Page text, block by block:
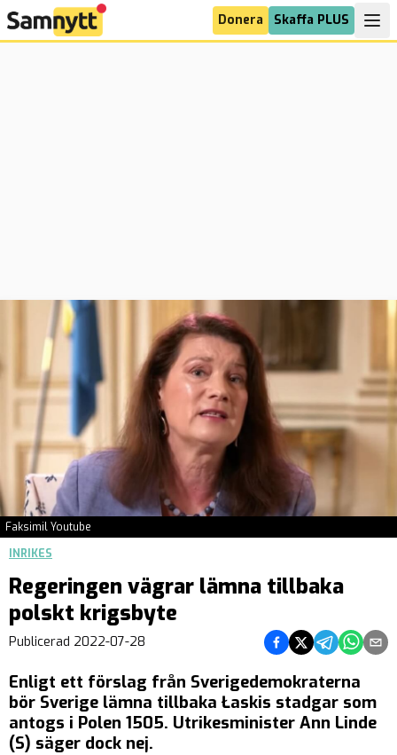
Donera Skaffa PLUS
Faksimil Youtube
INRIKES
Regeringen vägrar lämna tillbaka
polskt krigsbyte
Publicerad 2022-07-28 Dela på Facebook
Dela på Twitter
Dela påDela på
Dela
Enligt ett förslag från Sverigedemokraterna
bör Sverige lämna tillbaka Łaskis stadgar som
antogs i Polen 1505. Utrikesminister Ann Linde
(S) säger dock nej.